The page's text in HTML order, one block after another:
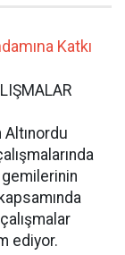
Katkı
ediyor.